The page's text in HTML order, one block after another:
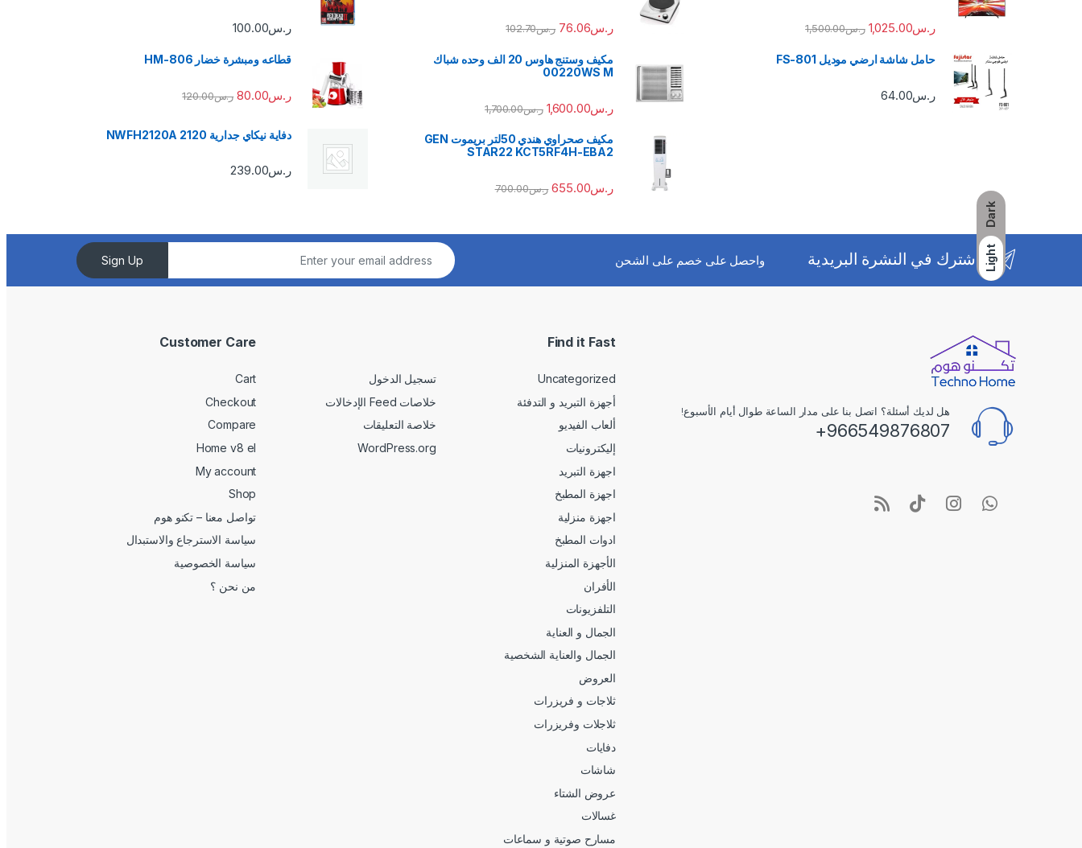
Dark
Light
ر.س1,025.00 ر.س1,500.00
حامل شاشة ارضي موديل FS-801
ر.س64.00
ر.س76.06 ر.س102.70
مكيف وستنج هاوس 20 الف وحده شباك
00220WS M
ر.س1,600.00 ر.س1,700.00
مكيف صحراوي هندي 50لتر بريموت GEN
STAR22 KCT5RF4H-EBA2
ر.س655.00 ر.س700.00
ر.س100.00
قطاعه ومبشرة خضار HM-806
ر.س80.00 ر.س120.00
دفاية نيكاي جدارية 2120 NWFH2120A
ر.س239.00
اشترك في النشرة البريدية واحصل على خصم على الشحن Sign Up
هل لديك أسئلة؟ اتصل بنا على مدار الساعة طوال أيام الأسبوع!
Find it Fast
Uncategorized
أجهزة التبريد و التدفئة
ألعاب الفيديو
إليكترونيات
اجهزة التبريد
اجهزة المطبخ
اجهزة منزلية
ادوات المطبخ
الأجهزة المنزلية
الأفران
التلفزيونات
الجمال و العناية
الجمال والعناية الشخصية
العروض
ثلاجات و فريزرات
ثلاجلات وفريزرات
دفايات
شاشات
عروض الشتاء
غسالات
مسارح صوتية و سماعات
تسجيل الدخول
خلاصات Feed الإدخالات
خلاصة التعليقات
WordPress.org
Customer Care
Cart
Checkout
Compare
Home v8 el
My account
Shop
تواصل معنا – تكنو هوم
سياسة الاسترجاع والاستبدال
سياسة الخصوصية
من نحن ؟